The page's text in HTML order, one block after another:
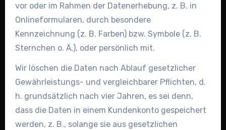
vor oder im Rahmen der Datenerhebung, z. B. in
Onlineformularen, durch besondere
Kennzeichnung (z. B. Farben) bzw. Symbole (z. B.
Sternchen o. Ä.), oder persönlich mit.
Wir löschen die Daten nach Ablauf gesetzlicher
Gewährleistungs- und vergleichbarer Pflichten, d.
h. grundsätzlich nach vier Jahren, es sei denn,
dass die Daten in einem Kundenkonto gespeichert
werden, z. B., solange sie aus gesetzlichen